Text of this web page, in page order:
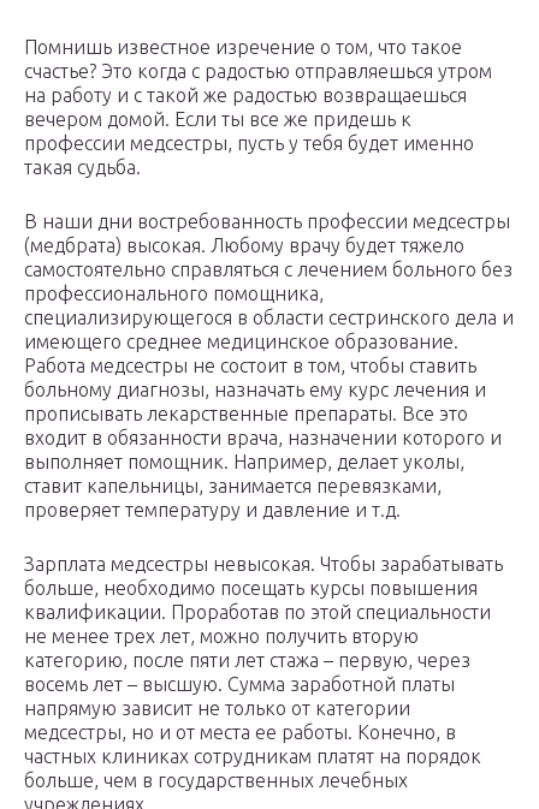
Помнишь известное изречение о том, что такое
счастье? Это когда с радостью отправляешься утром
на работу и с такой же радостью возвращаешься
вечером домой. Если ты все же придешь к
профессии медсестры, пусть у тебя будет именно
такая судьба.
В наши дни востребованность профессии медсестры
(медбрата) высокая. Любому врачу будет тяжело
самостоятельно справляться с лечением больного без
профессионального помощника,
специализирующегося в области сестринского дела и
имеющего среднее медицинское образование.
Работа медсестры не состоит в том, чтобы ставить
больному диагнозы, назначать ему курс лечения и
прописывать лекарственные препараты. Все это
входит в обязанности врача, назначении которого и
выполняет помощник. Например, делает уколы,
ставит капельницы, занимается перевязками,
проверяет температуру и давление и т.д.
Зарплата медсестры невысокая. Чтобы зарабатывать
больше, необходимо посещать курсы повышения
квалификации. Проработав по этой специальности
не менее трех лет, можно получить вторую
категорию, после пяти лет стажа – первую, через
восемь лет – высшую. Сумма заработной платы
напрямую зависит не только от категории
медсестры, но и от места ее работы. Конечно, в
частных клиниках сотрудникам платят на порядок
больше, чем в государственных лечебных
учреждениях.